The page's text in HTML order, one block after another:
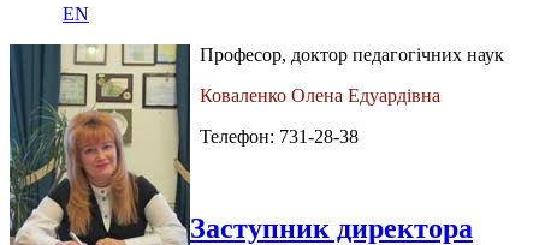
EN
Професор, доктор педагогічних наук
Коваленко Олена Едуардівна
Телефон: 731-28-38
Заступник директора